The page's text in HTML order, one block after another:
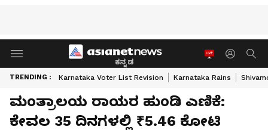
ಕನ್ನಡ
TRENDING : Karnataka Voter List Revision Karnataka Rains
ಮಂತ್ರಾಲಯ ರಾಯರ ಹುಂಡಿ ಎಣಿಕೆ:
ಕೇವಲ 35 ದಿನಗಳಲ್ಲಿ ₹5.46 ಕೋಟಿ